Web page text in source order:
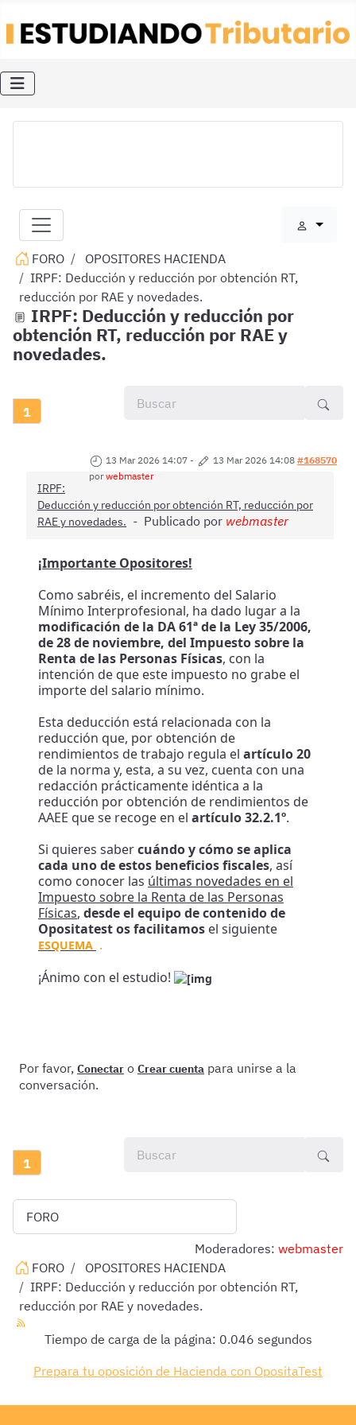
FORO
OPOSITORES HACIENDA
IRPF: Deducción y reducción por obtención RT,
reducción por RAE y novedades.
IRPF: Deducción y reducción por
obtención RT, reducción por RAE y
novedades.
1
13 Mar 2026 14:07 - 13 Mar 2026 14:08 #168570
porwebmaster
IRPF:
Deducción y reducción por obtención RT, reducción por
RAE y novedades.
Publicado por webmaster
¡Importante Opositores!
Como sabréis, el incremento del Salario
Mínimo Interprofesional, ha dado lugar a la
modificación de la DA 61ª de la Ley 35/2006,
de 28 de noviembre, del Impuesto sobre la
Renta de las Personas Físicas, con la
intención de que este impuesto no grabe el
importe del salario mínimo.
Esta deducción está relacionada con la
reducción que, por obtención de
rendimientos de trabajo regula el artículo 20
de la norma y, esta, a su vez, cuenta con una
redacción prácticamente idéntica a la
reducción por obtención de rendimientos de
AAEE que se recoge en el artículo 32.2.1º.
Si quieres sabercuándo y cómo se aplica
cada uno de estos beneficios fiscales, así
como conocer las últimas novedades en el
Impuesto sobre la Renta de las Personas
Físicas, desde el equipo de contenido de
Opositatest os facilitamos el siguiente
ESQUEMA .
¡Ánimo con el estudio!
Por favor, Conectar o Crear cuenta para unirse a la
conversación.
1
Moderadores: webmaster
FORO
OPOSITORES HACIENDA
IRPF: Deducción y reducción por obtención RT,
reducción por RAE y novedades.
Tiempo de carga de la página: 0.046 segundos
Prepara tu oposición de Hacienda con OpositaTest